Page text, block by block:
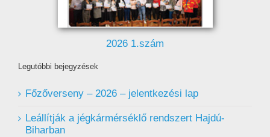
2026 1.szám
Legutóbbi bejegyzések
Főzőverseny – 2026 – jelentkezési lap
Leállítják a jégkármérséklő rendszert Hajdú-
Biharban